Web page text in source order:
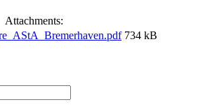
Attachments:
734 kB